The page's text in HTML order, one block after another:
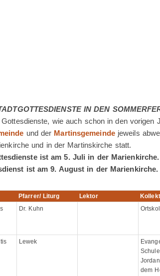
IN DEN
wie auch schon in den vorigen
und der Martinsgemeindejeweils
und in der Martinskirche statt.
ist am 5. Juli in der Marienkirche.
ist am 9. August in der Marienkirche.
Pfarrer/ Liturg Lektor
Dr. Kuhn
Lewek
dem